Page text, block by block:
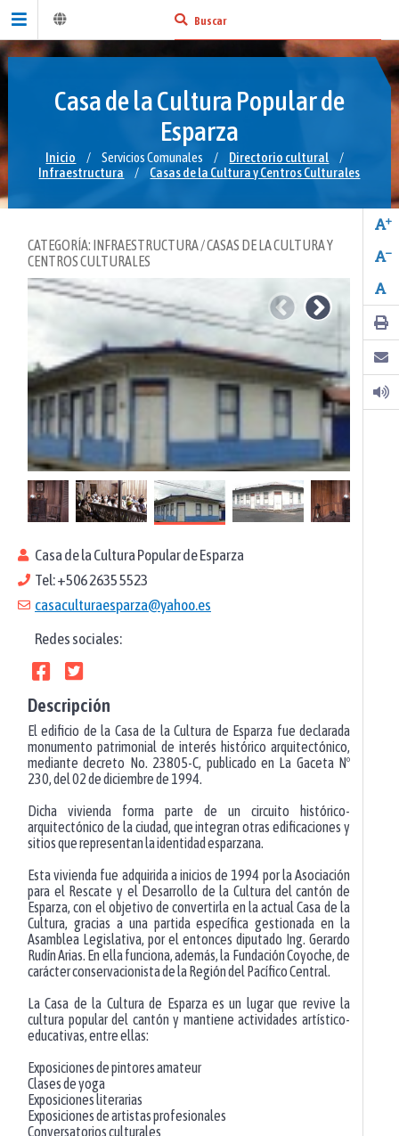
Casa de la Cultura Popular de
Esparza
Inicio / Servicios Comunales / Directorio cultural
/
Infraestructura
/ Casas de la Cultura y Centros Culturales
CATEGORÍA: INFRAESTRUCTURA / CASAS DE LA CULTURA Y
CENTROS CULTURALES
Casa de la Cultura Popular de Esparza
Tel: +506 2635 5523
casaculturaesparza@yahoo.es
Redes sociales:
Descripción
El edificio de la Casa de la Cultura de Esparza fue declarada
monumento patrimonial de interés histórico arquitectónico,
mediante decreto No. 23805-C, publicado en La Gaceta Nº
230, del 02 de diciembre de 1994.
Dicha vivienda forma parte de un circuito histórico-
arquitectónico de la ciudad, que integran otras edificaciones y
sitios que representan la identidad esparzana.
Esta vivienda fue adquirida a inicios de 1994 por la Asociación
para el Rescate y el Desarrollo de la Cultura del cantón de
Esparza, con el objetivo de convertirla en la actual Casa de la
Cultura, gracias a una partida específica gestionada en la
Asamblea Legislativa, por el entonces diputado Ing. Gerardo
Rudín Arias. En ella funciona, además, la Fundación Coyoche, de
carácter conservacionista de la Región del Pacífico Central.
La Casa de la Cultura de Esparza es un lugar que revive la
cultura popular del cantón y mantiene actividades artístico-
educativas, entre ellas:
Exposiciones de pintores amateur
Clases de yoga
Exposiciones literarias
Exposiciones de artistas profesionales
Conversatorios culturales